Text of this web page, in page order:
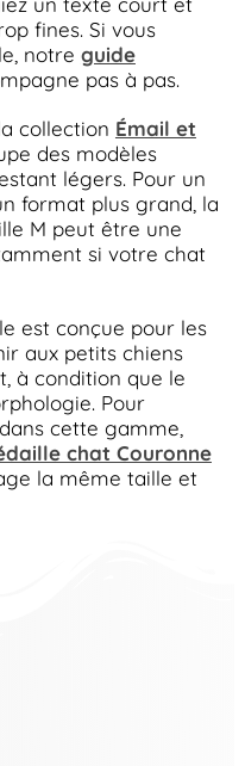
fines. Si vous
notre guide
pas à pas.
collection Émail et
des modèles
légers. Pour un
format plus grand, la
M peut être une
si votre chat
est conçue pour les
aux petits chiens
à condition que le
Pour
cette gamme,
chat Couronne
la même taille et